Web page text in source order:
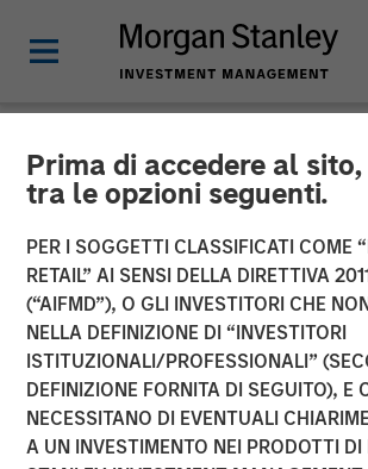
Prima di accedere al
tra le opzioni seguenti.
PER I SOGGETTI CLASSIFICATI COME
RETAIL” AI SENSI DELLA DIRETTIVA
(“AIFMD”), O GLI INVESTITORI CHE
NELLA DEFINIZIONE DI “INVESTITORI
ISTITUZIONALI/PROFESSIONALI”
DEFINIZIONE FORNITA DI SEGUITO), E
NECESSITANO DI EVENTUALI
A UN INVESTIMENTO NEI PRODOTTI
NEWSROOM
Onyekwere Randy
profiled in LP
26 MARZO 2026